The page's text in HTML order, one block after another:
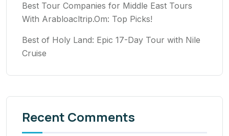
Best Tour Companies for Middle East Tours
With Arabloacltrip.Om: Top Picks!
Best of Holy Land: Epic 17-Day Tour with Nile
Cruise
Recent Comments